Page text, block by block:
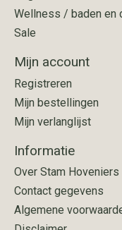
Wellness / baden en
Sale
Mijn account
Registreren
Mijn bestellingen
Mijn verlanglijst
Informatie
Over Stam Hoveniers
Contact gegevens
Algemene